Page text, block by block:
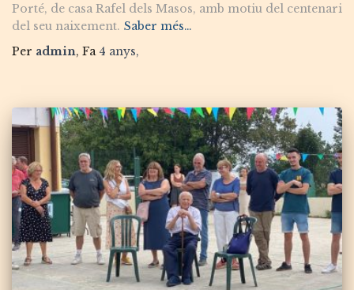
Porté, de casa Rafel dels Masos, amb motiu del centenari
del seu naixement. Saber més…
Per admin, Fa 4 anys,